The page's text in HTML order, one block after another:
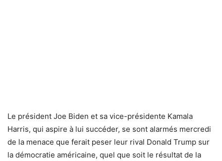
Le président Joe Biden et sa vice-présidente Kamala
Harris, qui aspire à lui succéder, se sont alarmés mercredi
de la menace que ferait peser leur rival Donald Trump sur
la démocratie américaine, quel que soit le résultat de la